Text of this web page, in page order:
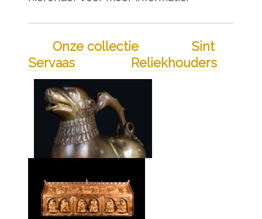
Onze collectie
Sint
Servaas
Reliekhouders